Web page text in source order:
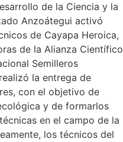
de la Ciencia y la
Anzoátegui activó
de Cayapa Heroica,
de la Alianza Científico
Semilleros
la entrega de
con el objetivo de
y de formarlos
en el campo de la
los técnicos del